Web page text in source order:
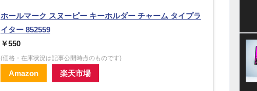
ホールマーク スヌーピー キーホルダー チャーム タイプラ
イター 852559
￥550
(価格・在庫状況は記事公開時点のものです)
Amazon 楽天市場